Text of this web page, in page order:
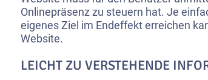
Onlinepräsenz zu steuern hat. Je
eigenes Ziel im Endeffekt erreichen
Website.
LEICHT ZU VERSTEHENDE